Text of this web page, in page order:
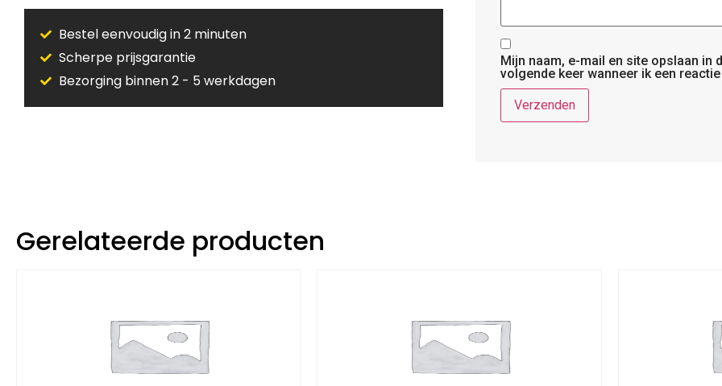
Bestel eenvoudig in 2 minuten
Scherpe prijsgarantie
Bezorging binnen 2 - 5 werkdagen
Mijn naam, e-mail en site opslaan in
volgende keer wanneer ik een
Gerelateerde producten